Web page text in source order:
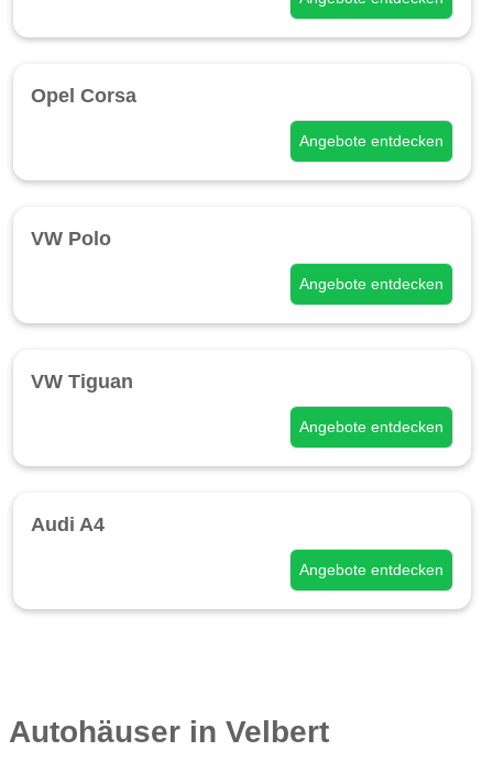
Opel Corsa
Angebote entdecken
VW Polo
Angebote entdecken
VW Tiguan
Angebote entdecken
Audi A4
Angebote entdecken
Autohäuser in Velbert